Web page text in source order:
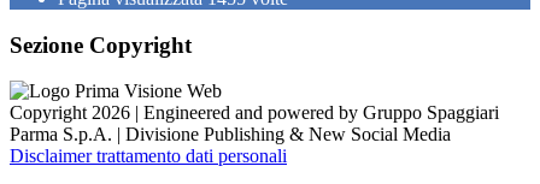
Sezione Copyright
Copyright 2026 | Engineered and powered by Gruppo Spaggiari
Parma S.p.A. | Divisione Publishing & New Social Media
Disclaimer trattamento dati personali